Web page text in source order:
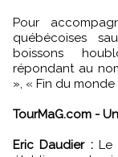
Pour
québécoises
boissons
répondant au
», « Fin du monde
TourMaG.com -
Eric Daudier :Le